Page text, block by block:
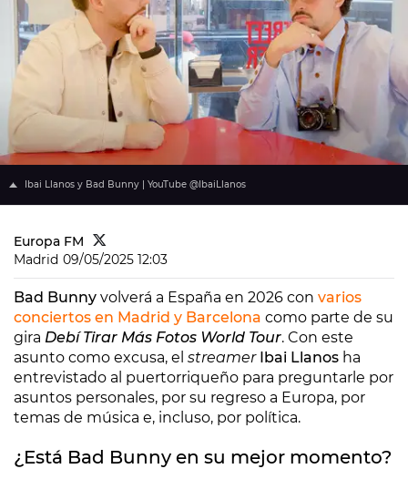
Ibai Llanos y Bad Bunny | YouTube @IbaiLlanos
Europa FM
Madrid 09/05/2025 12:03
Bad Bunny volverá a España en 2026 con varios
conciertos en Madrid y Barcelona como parte de su
gira Debí Tirar Más Fotos World Tour. Con este
asunto como excusa, el streamer Ibai Llanos ha
entrevistado al puertorriqueño para preguntarle por
asuntos personales, por su regreso a Europa, por
temas de música e, incluso, por política.
¿Está Bad Bunny en su mejor momento?